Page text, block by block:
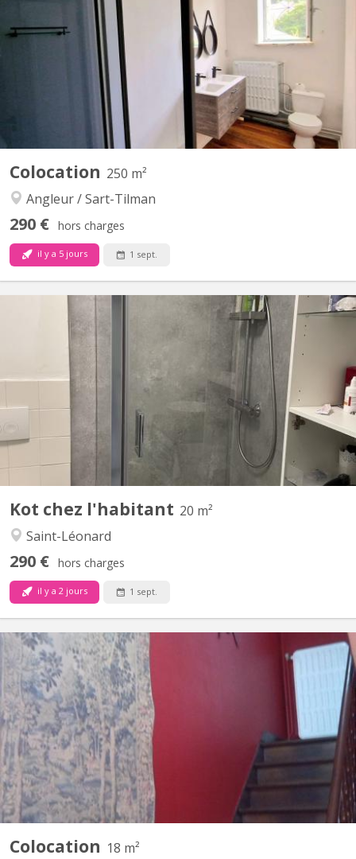
Colocation de 3 personnes (partage de la cuisine et de la salle de
bain) 💶Loyer de 350€ charges comprises 📍Située à proximité du
Barbou (environ 10-15’ à pieds) et de Saint Luc (environ 10’ à
pieds) 🚊à 5’ à pieds du tram amenant dans...
Colocation 250 m²
Angleur / Sart-Tilman
290 € hors charges
il y a 5 jours 1 sept.
KL 14414
Colocation proche du Sart Tilman Maison avec 5 chambres à Tilff
avec vue sur l'Ourthe. La résidence est uniquement mise à
disposition des étudiants. Il s'agit d'une ancienne maison de
maître entièrement rénovée. ⏰️ Quand ⏰️ A partir du 1er
septembre 📍 SITUATION 📍 * À 100m de toutes commodités...
Kot chez l'habitant 20 m²
Saint-Léonard
290 € hors charges
il y a 2 jours 1 sept.
KL 15990
3 chambres d'étudiant comprenant: CHAMBRE 1 (9m2) un lit une
personne, un bureau, une garde robe (occupée) CHAMBRE 2
(12m2) un lit une personne, un bureau, une garde robe (libre)
CHAMBRE 3 (7m2) (occupée) située au premier étage d'une
maison d'habitation, les propriétaires occupent le...
Colocation 18 m²